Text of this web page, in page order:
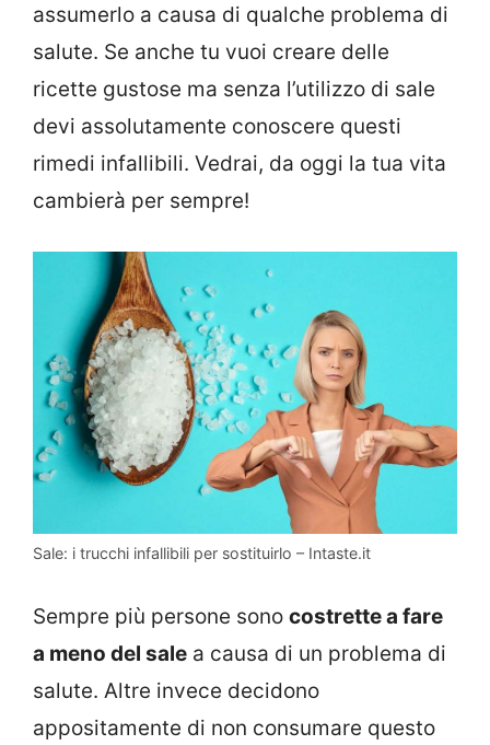
assumerlo a causa di qualche problema di
salute. Se anche tu vuoi creare delle
ricette gustose ma senza l’utilizzo di sale
devi assolutamente conoscere questi
rimedi infallibili. Vedrai, da oggi la tua vita
cambierà per sempre!
Sale: i trucchi infallibili per sostituirlo – Intaste.it
Sempre più persone sono costrette a fare
a meno del sale a causa di un problema di
salute. Altre invece decidono
appositamente di non consumare questo